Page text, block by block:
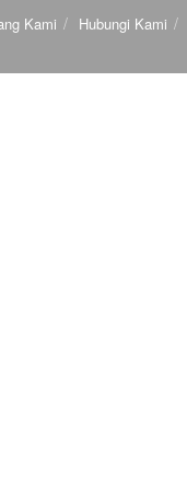
Kami Hubungi Kami